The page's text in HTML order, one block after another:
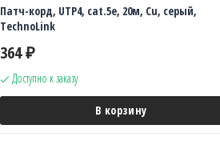
Патч-корд, UTP4, cat.5e, 20м, Сu, серый,
TechnoLink
364 ₽
Доступно к заказу
В корзину